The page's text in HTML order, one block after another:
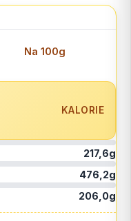
Na 100g
KALORIE
217,6g
476,2g
206,0g